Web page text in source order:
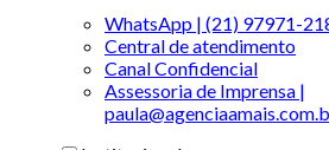
WhatsApp | (21) 97971-
Central de atendimento
Canal Confidencial
Assessoria de Imprensa |